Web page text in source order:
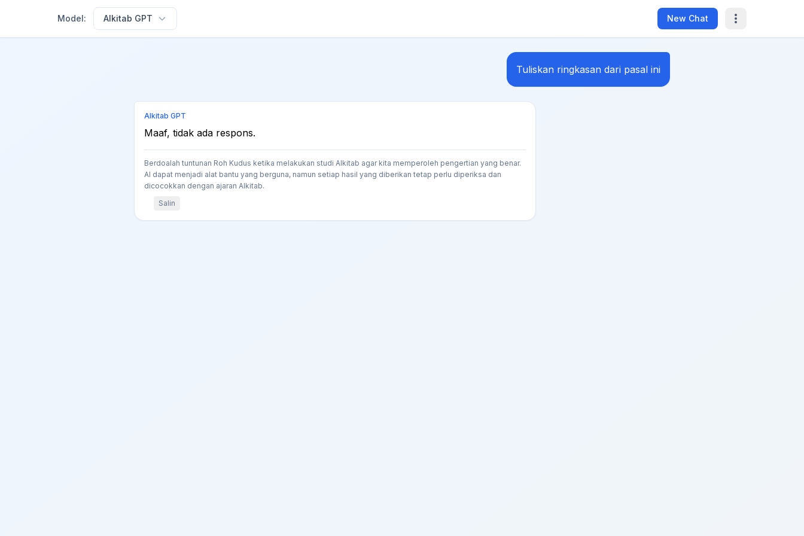
Model: Alkitab GPT New Chat
Tuliskan ringkasan dari pasal ini
Alkitab GPT
Maaf, tidak ada respons.
Berdoalah tuntunan Roh Kudus ketika melakukan studi Alkitab agar kita memperoleh pengertian yang benar.
AI dapat menjadi alat bantu yang berguna, namun setiap hasil yang diberikan tetap perlu diperiksa dan
dicocokkan dengan ajaran Alkitab.
Salin